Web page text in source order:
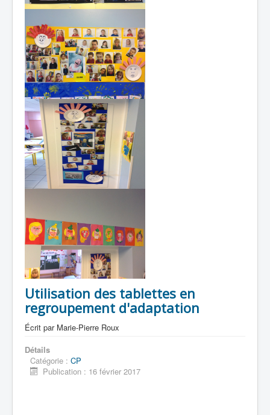
Utilisation des tablettes en
regroupement d'adaptation
Écrit par Marie-Pierre Roux
Détails
Catégorie : CP
Publication : 16 février 2017